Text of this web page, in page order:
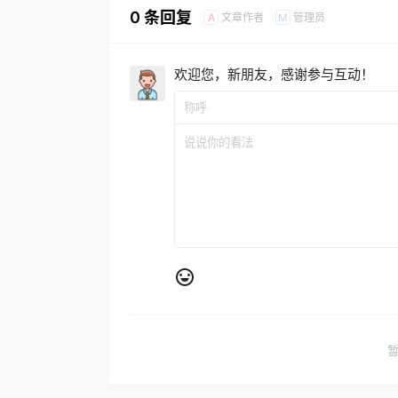
0 条回复 A 文章作者 M 管理员
欢迎您，新朋友，感谢参与互动！